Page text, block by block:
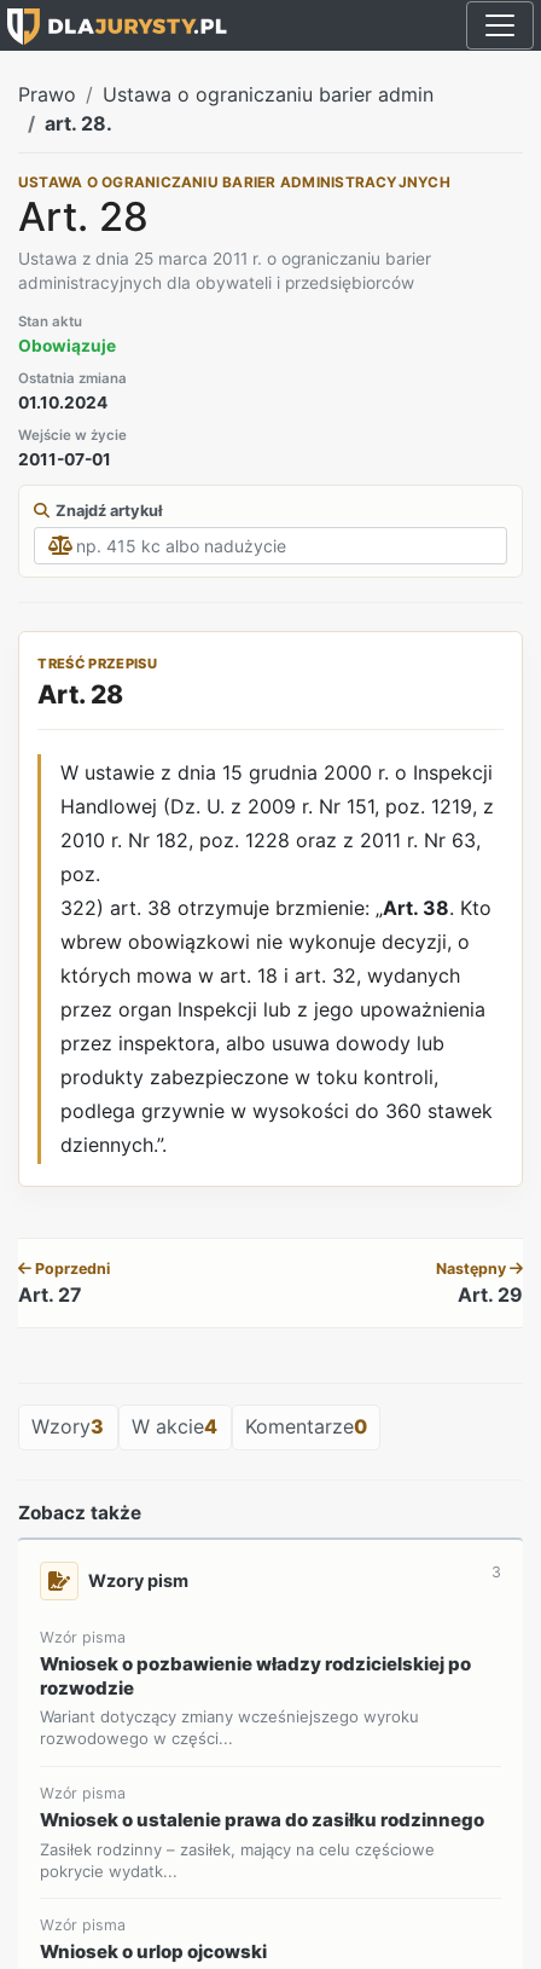
Prawo
Ustawa o ograniczaniu barier admin
art. 28.
USTAWA O OGRANICZANIU BARIER ADMINISTRACYJNYCH
Art. 28
Ustawa z dnia 25 marca 2011 r. o ograniczaniu barier
administracyjnych dla obywateli i przedsiębiorców
Stan aktu
Obowiązuje
Ostatnia zmiana
01.10.2024
Wejście w życie
2011-07-01
Znajdź artykuł
TREŚĆ PRZEPISU
Art. 28
W ustawie z dnia 15 grudnia 2000 r. o Inspekcji
Handlowej (Dz. U. z 2009 r. Nr 151, poz. 1219, z
2010 r. Nr 182, poz. 1228 oraz z 2011 r. Nr 63,
poz.
322) art. 38 otrzymuje brzmienie: „Art. 38. Kto
wbrew obowiązkowi nie wykonuje decyzji, o
których mowa w art. 18 i art. 32, wydanych
przez organ Inspekcji lub z jego upoważnienia
przez inspektora, albo usuwa dowody lub
produkty zabezpieczone w toku kontroli,
podlega grzywnie w wysokości do 360 stawek
dziennych.”.
Poprzedni
Art. 27
Następny
Art. 29
Wzory3 W akcie4 Komentarze0
Zobacz także
Wzory pism 3
Wzór pisma
Wniosek o pozbawienie władzy rodzicielskiej po
rozwodzie
Wariant dotyczący zmiany wcześniejszego wyroku
rozwodowego w części...
Wzór pisma
Wniosek o ustalenie prawa do zasiłku rodzinnego
Zasiłek rodzinny – zasiłek, mający na celu częściowe
pokrycie wydatk...
Wzór pisma
Wniosek o urlop ojcowski